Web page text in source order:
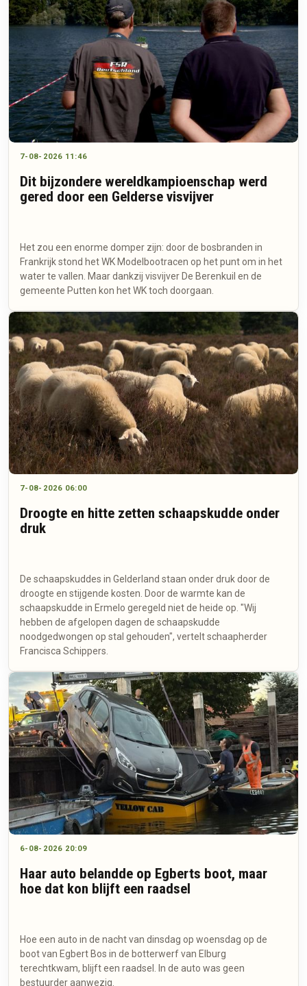
7-08-2026 11:46
Dit bijzondere wereldkampioenschap werd
gered door een Gelderse visvijver
Het zou een enorme domper zijn: door de bosbranden in
Frankrijk stond het WK Modelbootracen op het punt om in het
water te vallen. Maar dankzij visvijver De Berenkuil en de
gemeente Putten kon het WK toch doorgaan.
7-08-2026 06:00
Droogte en hitte zetten schaapskudde onder
druk
De schaapskuddes in Gelderland staan onder druk door de
droogte en stijgende kosten. Door de warmte kan de
schaapskudde in Ermelo geregeld niet de heide op. "Wij
hebben de afgelopen dagen de schaapskudde
noodgedwongen op stal gehouden", vertelt schaapherder
Francisca Schippers.
6-08-2026 20:09
Haar auto belandde op Egberts boot, maar
hoe dat kon blijft een raadsel
Hoe een auto in de nacht van dinsdag op woensdag op de
boot van Egbert Bos in de botterwerf van Elburg
terechtkwam, blijft een raadsel. In de auto was geen
bestuurder aanwezig.